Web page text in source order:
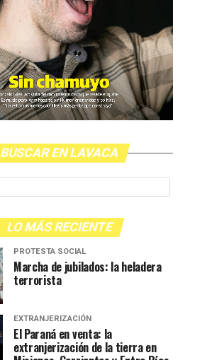
BUSCAR EN LAVACA
LO MÁS RECIENTE
PROTESTA SOCIAL
Marcha de jubilados: la heladera
terrorista
EXTRANJERIZACIÓN
El Paraná en venta: la
extranjerización de la tierra en